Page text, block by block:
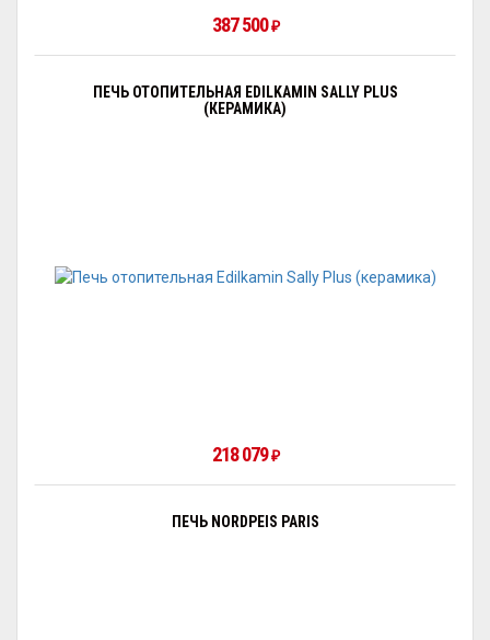
387 500₽
ПЕЧЬ ОТОПИТЕЛЬНАЯ EDILKAMIN SALLY PLUS
(КЕРАМИКА)
218 079₽
ПЕЧЬ NORDPEIS PARIS